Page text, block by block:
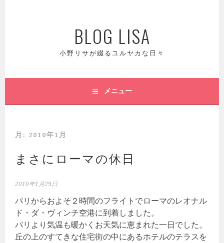
ス
ッ
BLOG LISA
小野リサが綴るユルヤカな日々
メニュー
月: 2010年1月
まさにローマの休日
2010年1月29日
パリからおよそ２時間のフライトでローマのレオナル
ド・ダ・ヴィンチ空港に到着しました。
パリより気温も暖かくお天気に恵まれた一日でした。
丘の上のすてきな住宅街の中にあるホテルのテラスを